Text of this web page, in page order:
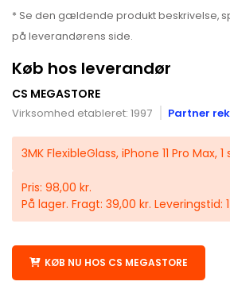
* Se den gældende produkt beskrivelse,
på leverandørens side.
Køb hos leverandør
CS MEGASTORE
Virksomhed etableret: 1997 Partner
3MK FlexibleGlass, iPhone 11 Pro Max, 1
Pris: 98,00 kr.
På lager. Fragt: 39,00 kr. Leveringstid:
KØB NU HOS CS MEGASTORE